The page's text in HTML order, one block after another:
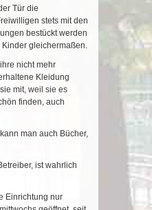
Tür die
stets mit den
bestückt werden
Kinder gleichermaßen.
nicht mehr
Kleidung
mit, weil sie es
finden, auch
man auch Bücher,
ist wahrlich
Einrichtung nur